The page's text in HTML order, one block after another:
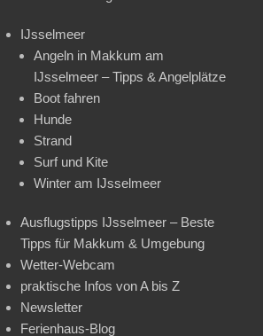
IJsselmeer
Angeln in Makkum am
IJsselmeer – Tipps & Angelplätze
Boot fahren
Hunde
Strand
Surf und Kite
Winter am IJsselmeer
Ausflugstipps IJsselmeer – Beste
Tipps für Makkum & Umgebung
Wetter-Webcam
praktische Infos von A bis Z
Newsletter
Ferienhaus-Blog